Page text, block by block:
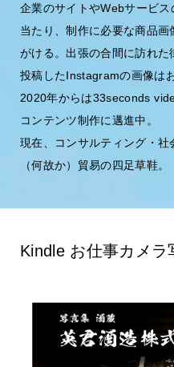
企業のサイトやWebサービ
当たり、制作に必要な商品
がける。出張の合間に訪れた
投稿したInstagramの画像は
2020年からは33seconds
コンテンツ制作に邁進中。
現在、コンサルティング・社
（何故か）貿易の四足草鞋。
Kindle お仕事カメラ